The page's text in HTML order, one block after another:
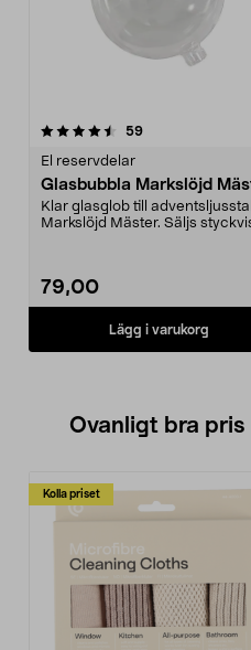
59recensioner
El reservdelar
Glasbubbla Markslöjd
Klar glasglob till
Markslöjd Mäster. Säljs
79,00
Lägg i varukorg
Ovanligt bra
Kolla priset